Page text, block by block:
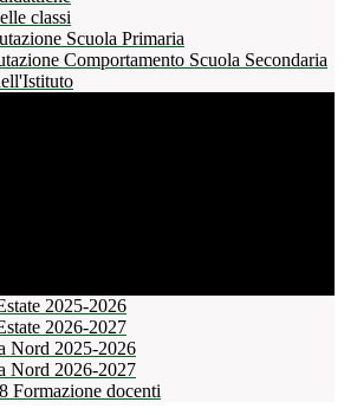
classi
Scuola Primaria
Comportamento Scuola Secondaria
2025-2026
2026-2027
Nord 2025-2026
Nord 2026-2027
Formazione docenti